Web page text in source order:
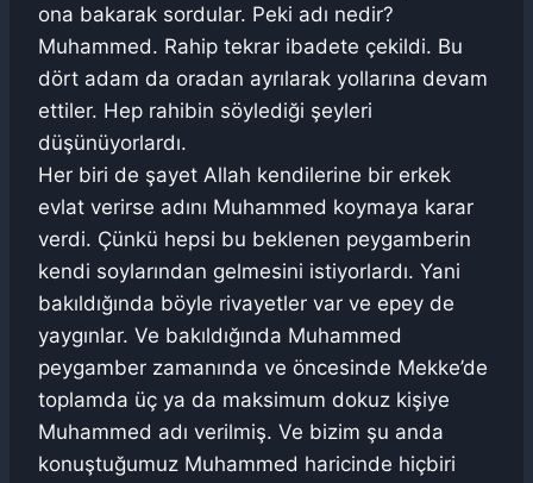
ona bakarak sordular. Peki adı nedir?
Muhammed. Rahip tekrar ibadete çekildi. Bu
dört adam da oradan ayrılarak yollarına devam
ettiler. Hep rahibin söylediği şeyleri
düşünüyorlardı.
Her biri de şayet Allah kendilerine bir erkek
evlat verirse adını Muhammed koymaya karar
verdi. Çünkü hepsi bu beklenen peygamberin
kendi soylarından gelmesini istiyorlardı. Yani
bakıldığında böyle rivayetler var ve epey de
yaygınlar. Ve bakıldığında Muhammed
peygamber zamanında ve öncesinde Mekke’de
toplamda üç ya da maksimum dokuz kişiye
Muhammed adı verilmiş. Ve bizim şu anda
konuştuğumuz Muhammed haricinde hiçbiri